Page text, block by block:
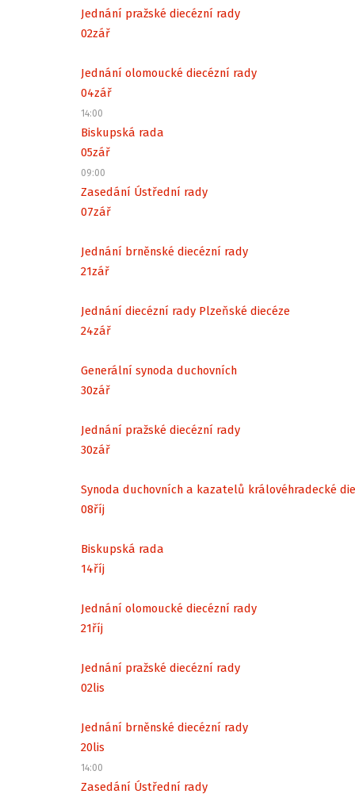
Jednání pražské diecézní rady
02zář
Jednání olomoucké diecézní rady
04zář
14:00
Biskupská rada
05zář
09:00
Zasedání Ústřední rady
07zář
Jednání brněnské diecézní rady
21zář
Jednání diecézní rady Plzeňské diecéze
24zář
Generální synoda duchovních
30zář
Jednání pražské diecézní rady
30zář
Synoda duchovních a kazatelů královéhradecké
08říj
Biskupská rada
14říj
Jednání olomoucké diecézní rady
21říj
Jednání pražské diecézní rady
02lis
Jednání brněnské diecézní rady
20lis
14:00
Zasedání Ústřední rady